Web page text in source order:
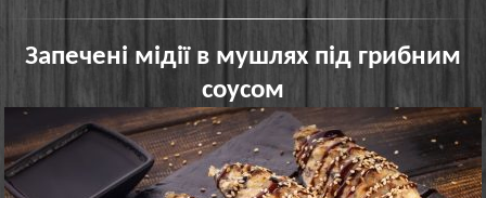
Запечені мідії в мушлях під грибним
соусом